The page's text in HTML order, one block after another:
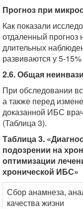
Прогноз при
Как показали
отдаленный
длительных
развиваются у 5-
2.6. Общая
При обследовании
а также перед
доказанной ИБС
(Таблица 3).
Таблица 3.
подозрении на
оптимизации
хронической ИБС»
Сбор анамнеза,
качества жизни